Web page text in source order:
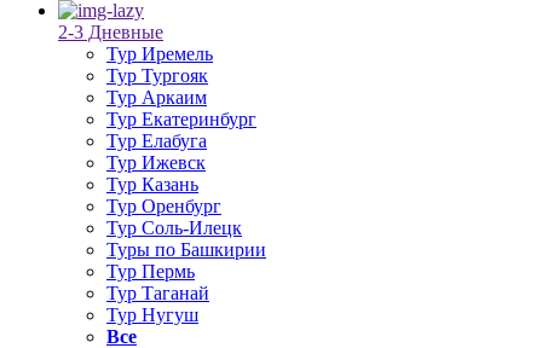
2-3 Дневные
Тур Иремель
Тур Тургояк
Тур Аркаим
Тур Екатеринбург
Тур Елабуга
Тур Ижевск
Тур Казань
Тур Оренбург
Тур Соль-Илецк
Туры по Башкирии
Тур Пермь
Тур Таганай
Тур Нугуш
Все